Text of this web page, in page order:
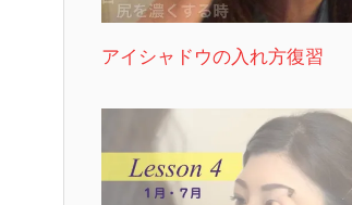
アイシャドウの入れ方復習